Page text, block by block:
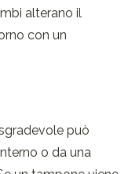
alterano il
con un
può
o da una